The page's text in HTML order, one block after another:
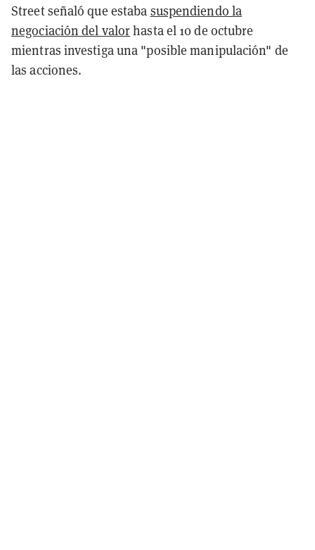
Street señaló que estaba suspendiendo la
negociación del valorhasta el 10 de octubre
mientras investiga una "posible manipulación" de
las acciones.